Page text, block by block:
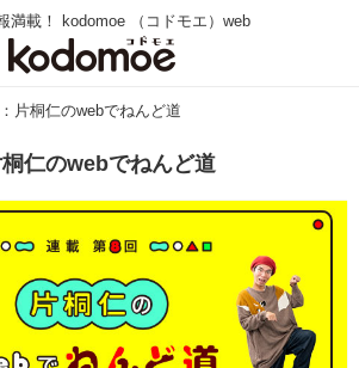
満載！ kodomoe （コドモエ）web
片桐仁のwebでねんど道
仁のwebでねんど道